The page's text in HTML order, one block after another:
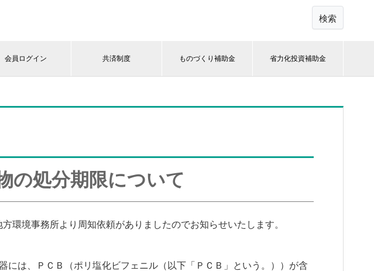
検索
会員ログイン 共済制度 ものづくり補助金 省力化投資補助金
の処分期限について
環境事務所より周知依頼がありましたのでお知らせいたします。
には、ＰＣＢ（ポリ塩化ビフェニル（以下「ＰＣＢ」という。））が含